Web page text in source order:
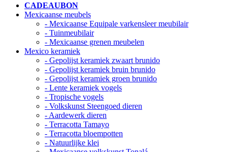
CADEAUBON
Mexicaanse meubels
- Mexicaanse Equipale varkensleer meubilair
- Tuinmeubilair
- Mexicaanse grenen meubelen
Mexico keramiek
- Gepolijst keramiek zwaart brunido
- Gepolijst keramiek bruin brunido
- Gepolijst keramiek groen brunido
- Lente keramiek vogels
- Tropische vogels
- Volkskunst Steengoed dieren
- Aardewerk dieren
- Terracotta Tamayo
- Terracotta bloempotten
- Natuurlijke klei